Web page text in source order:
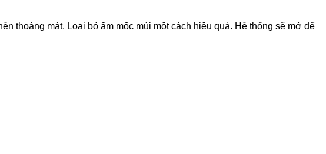
thoáng mát. Loại bỏ ẩm mốc mùi một cách hiệu quả. Hệ thống sẽ mở để